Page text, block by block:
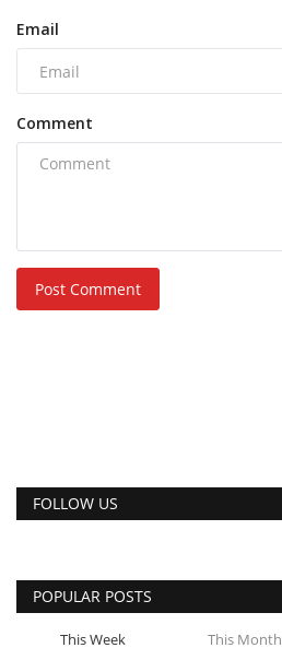
Email
Comment
Post Comment
FOLLOW US
POPULAR POSTS
This Week This Month